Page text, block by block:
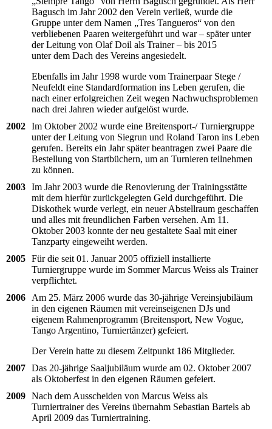
Bagusch im Jahr 2002 den Verein verließ, wurde die
Gruppe unter dem Namen „Tres Tangueros“ von den
verbliebenen Paaren weitergeführt und war – später unter
der Leitung von Olaf Doil als Trainer – bis 2015
unter dem Dach des Vereins angesiedelt.
Ebenfalls im Jahr 1998 wurde vom Trainerpaar Stege /
Neufeldt eine Standardformation ins Leben gerufen, die
nach einer erfolgreichen Zeit wegen Nachwuchsproblemen
nach drei Jahren wieder aufgelöst wurde.
2002 Im Oktober 2002 wurde eine Breitensport-/ Turniergruppe
unter der Leitung von Siegrun und Roland Taron ins Leben
gerufen. Bereits ein Jahr später beantragen zwei Paare die
Bestellung von Startbüchern, um an Turnieren teilnehmen
zu können.
2003 Im Jahr 2003 wurde die Renovierung der Trainingsstätte
mit dem hierfür zurückgelegten Geld durchgeführt. Die
Diskothek wurde verlegt, ein neuer Abstellraum geschaffen
und alles mit freundlichen Farben versehen. Am 11.
Oktober 2003 konnte der neu gestaltete Saal mit einer
Tanzparty eingeweiht werden.
2005 Für die seit 01. Januar 2005 offiziell installierte
Turniergruppe wurde im Sommer Marcus Weiss als Trainer
verpflichtet.
2006
Am 25. März 2006 wurde das 30-jährige Vereinsjubiläum
in den eigenen Räumen mit vereinseigenen DJs und
eigenem Rahmenprogramm (Breitensport, New Vogue,
Tango Argentino, Turniertänzer) gefeiert.
Der Verein hatte zu diesem Zeitpunkt 186 Mitglieder.
2007 Das 20-jährige Saaljubiläum wurde am 02. Oktober 2007
als Oktoberfest in den eigenen Räumen gefeiert.
2009 Nach dem Ausscheiden von Marcus Weiss als
Turniertrainer des Vereins übernahm Sebastian Bartels ab
April 2009 das Turniertraining.